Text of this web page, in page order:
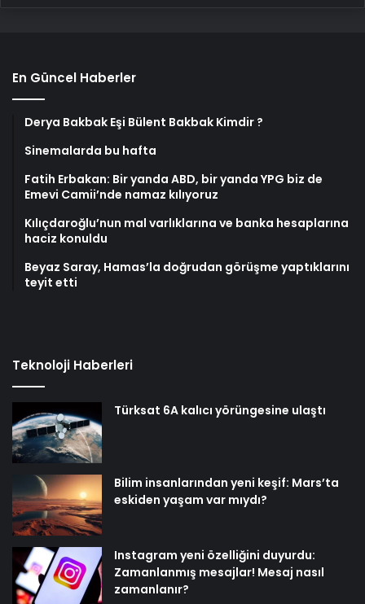
En Güncel Haberler
Derya Bakbak Eşi Bülent Bakbak Kimdir ?
Sinemalarda bu hafta
Fatih Erbakan: Bir yanda ABD, bir yanda YPG biz de
Emevi Camii’nde namaz kılıyoruz
Kılıçdaroğlu’nun mal varlıklarına ve banka hesaplarına
haciz konuldu
Beyaz Saray, Hamas’la doğrudan görüşme yaptıklarını
teyit etti
Teknoloji Haberleri
Türksat 6A kalıcı yörüngesine ulaştı
Bilim insanlarından yeni keşif: Mars’ta
eskiden yaşam var mıydı?
Instagram yeni özelliğini duyurdu:
Zamanlanmış mesajlar! Mesaj nasıl
zamanlanır?